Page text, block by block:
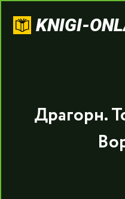
Драгорн.